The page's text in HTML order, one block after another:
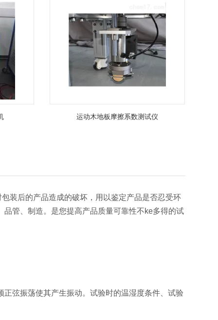
运动木地板摩擦系数测试仪
装后的产品造成的破坏，用以鉴定产品是否忍受环
管、制造。是您提高产品质量可靠性不ke多得的试
弦振荡使其产生振动。试验时的温湿度条件、试验